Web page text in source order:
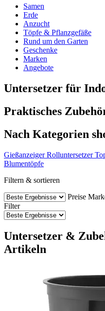
Samen
Erde
Anzucht
Töpfe & Pflanzgefäße
Rund um den Garten
Geschenke
Marken
Angebote
Untersetzer für
Praktisches
Nach Kategorien
Gießanzeiger Rolluntersetzer
Blumentöpfe
Filtern & sortieren
Preise
Filter
Untersetzer &
Artikeln